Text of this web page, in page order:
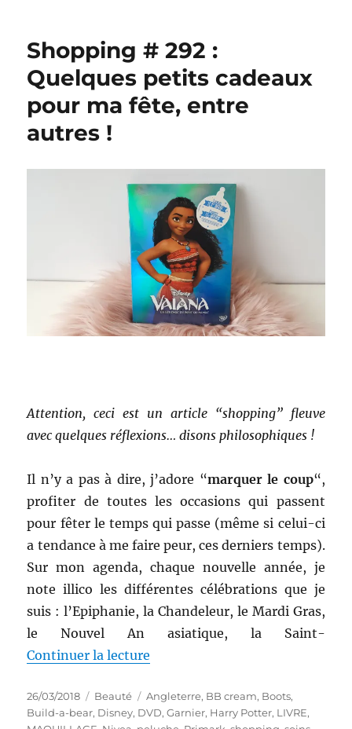
:
Ruptures
de
stock
Shopping # 292 :
Quelques petits cadeaux
pour ma fête, entre
autres !
Attention, ceci est un article “shopping” fleuve
avec quelques réflexions… disons philosophiques !
Il n’y a pas à dire, j’adore “marquer le coup“,
profiter de toutes les occasions qui passent
pour fêter le temps qui passe (même si celui-ci
a tendance à me faire peur, ces derniers temps).
Sur mon agenda, chaque nouvelle année, je
note illico les différentes célébrations que je
suis : l’Epiphanie, la Chandeleur, le Mardi Gras,
le Nouvel An asiatique, la Saint-
Continuer la lecture
Publié
le
26/03/2018 Catégories
Beauté Étiquettes
Angleterre, BB cream, Boots,
Build-a-bear, Disney, DVD,Garnier, Harry Potter, LIVRE,